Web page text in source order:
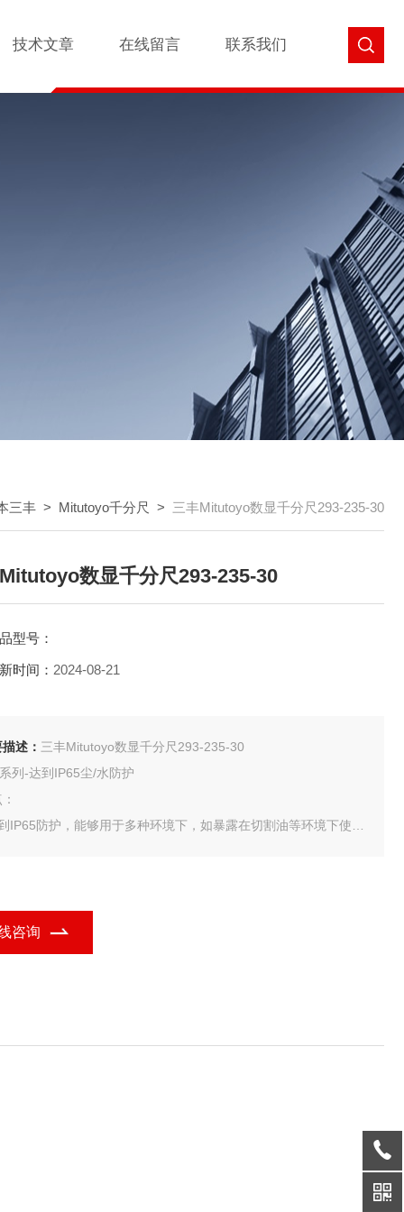
技术文章 在线留言 联系我们
三丰 > Mitutoyo千分尺 > 三丰Mitutoyo数显千分尺293-235-30
数显千分尺293-235-30
型号：
时间： 2024-08-21
述： 三丰Mitutoyo数显千分尺293-235-30
列-达到IP65尘/水防护
IP65防护，能够用于多种环境下，如暴露在切割油等环境下使用
电源开/关功能
咨询